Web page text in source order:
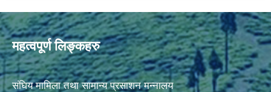
महत्वपूर्ण लिङ्कहरु
संघिय मामिला तथा सामान्य प्रसाशन मन्नालय